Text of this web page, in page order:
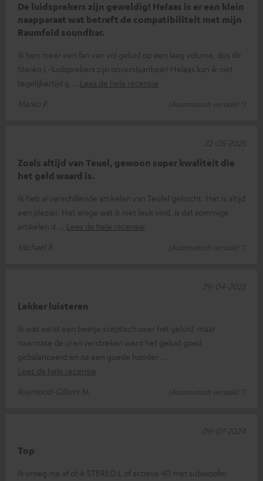
De luidsprekers zijn geweldig! Helaas is er een klein
naapparaat wat betreft de compatibiliteit met mijn
Raumfeld soundbar.
Ik ben meer een fan van vol geluid op een laag volume, dus de
Stereo L-luidsprekers zijn onverslaanbaar! Helaas kan ik niet
tegelijkertijd g
Lees de hele recensie
Marko P.
(Automatisch vertaald *)
Zoals altijd van Teuel, gewoon super kwaliteit die
het geld waard is.
Ik heb al verschillende artikelen van Teufel gekocht. Het is altijd
een plezier. Het enige wat ik niet leuk vind, is dat sommige
artikelen d
Lees de hele recensie
Michael R.
(Automatisch vertaald *)
22-05-2025
Lekker luisteren
Ik was eerst een beetje sceptisch over het geluid, maar
naarmate de uren verstreken werd het geluid goed
gebalanceerd en na een goede honder
Lees de hele recensie
Raymond-Gilbert M.
(Automatisch vertaald *)
29-04-2025
Top
Ik vroeg me af of ik STEREO L of actieve 40 met subwoofer
09-07-2024